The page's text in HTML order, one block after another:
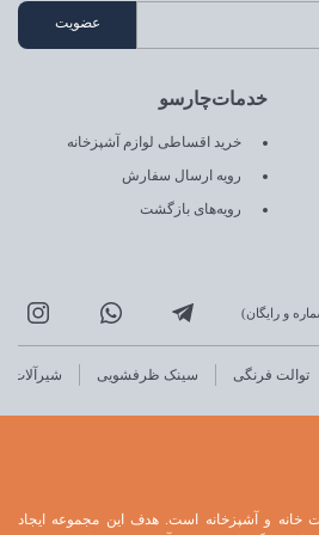
خدمات‌چارسو
خرید اقساطی لوازم آشپزخانه
رویه ارسال سفارش
رویه‌های بازگشت
توالت فرنگی سینک ظرفشویی شیرآلات
خانه و آشپزخانه است. هدف این مجموعه ایجاد